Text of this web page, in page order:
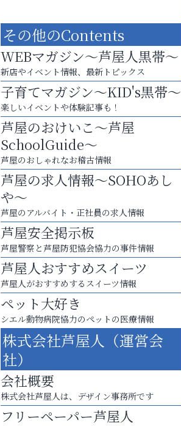
英語で育つ、世界が広がる！
おそうじ本舗芦屋東
梅雨でカビが繁殖する前に！
エアコン掃除は“今”が最適
整体院エスコート・芦屋サロ
ン
その他のContents
WEBマガジン～芦屋人黒帯～
新店やイベント情報、最新トピックス
子育てマガジン～KID's黒帯～
楽しいイベントや体験記事も！
芦屋のおけいこ～芦屋
SchoolGuide～
芦屋のおしゃれなお稽古情報
芦屋の求人情報～SOHOあし
や～
芦屋のアルバイト・正社員の求人情報
芦屋安全掲示板
芦屋警察と芦屋防犯協会協力の事件情報
芦屋人おすすめスイーツ
芦屋人がおすすめするスイーツ情報
ペット大好き
シエル動物病院協力のペットの医療情報
株式会社芦屋人（運営会
社）
会社概要
株式会社芦屋人は、デザイン事務所です
フリーペーパー芦屋人